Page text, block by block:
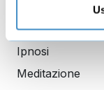
Crescita
Ipnosi
Meditazione